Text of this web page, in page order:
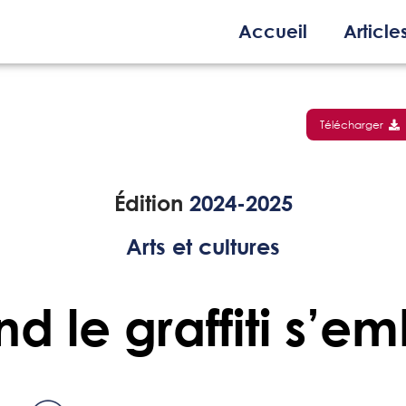
Accueil
Télécharger
Édition 2024-2025
Arts et cultures
le graffiti